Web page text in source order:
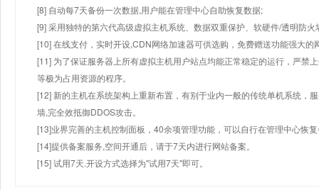
[8] 自动每7天备份一次数据,用户能在管理中心自助恢复数据;
[9] 采用独特的第六代高级虚拟主机系统、数据双重保护、软硬件/透明防火
[10] 在线支付，实时开设,CDN网络加速器可供选购，免费赠送功能强大
[11] 为了保证服务器上所有虚拟主机用户站点均能正常稳定的运行，严禁
等极为占用资源的程序。
[12] 新的主机在系统架构上重新布置，有别于业内一般的传统单机系统，
墙,完全效抵御DDOS攻击。
[13]业界完善的主机控制面板，40余项管理功能，可以自行在管理中心恢
[14]提供备案服务,空间开通后，请于7天内进行网站备案。
[15] 试用7天.开设方式选择为"试用7天"即可。